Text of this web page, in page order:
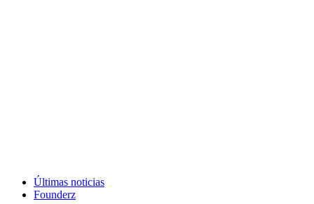
Últimas noticias
Founderz